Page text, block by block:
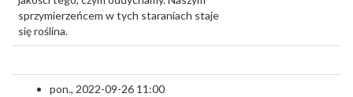
sprzymierzeńcem w tych staraniach staje
się roślina.
pon., 2022-09-26 11:00